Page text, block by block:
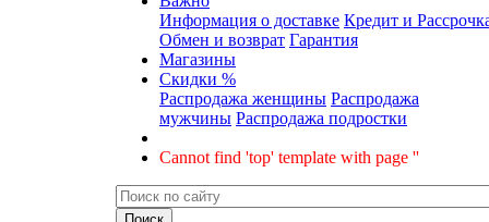
Информация о доставке Кредит и
Обмен и возврат Гарантия
Магазины
Скидки %
Распродажа женщины Распродажа
мужчины Распродажа подростки
Cannot find 'top' template with page ''